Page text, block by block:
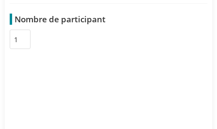
Nombre de participant